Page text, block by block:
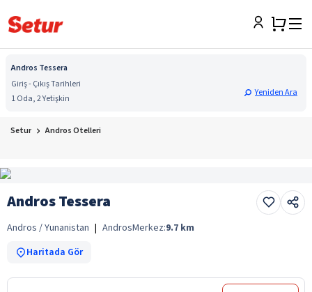
Andros Tessera
Giriş - Çıkış Tarihleri
1 Oda, 2 Yetişkin
Yeniden Ara
Setur Andros Otelleri
Andros Tessera
Andros / Yunanistan | AndrosMerkez:9.7 km
Haritada Gör